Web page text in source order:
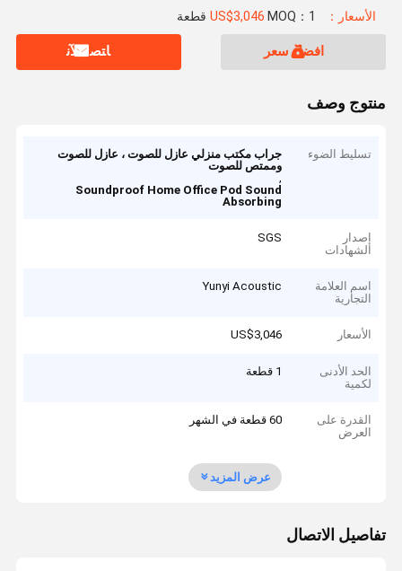
الأسعار：US$3,046 MOQ：1 قطعة
افضل سعر ﺎﺘﺼﻟ ﺍﻶﻧ
منتوج وصف
تسليط الضوء
جراب مكتب منزلي عازل للصوت ، عازل للصوت
وممتص للصوت
,
Soundproof Home Office Pod Sound
Absorbing
إصدار
الشهادات
SGS
اسم العلامة
التجارية
Yunyi Acoustic
الأسعار US$3,046
الحد الأدنى
لكمية
1 قطعة
القدرة على
العرض
60 قطعة في الشهر
عرض المزيد
تفاصيل الاتصال